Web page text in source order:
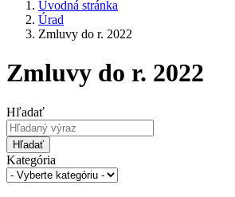
Úvodná stránka
Úrad
Zmluvy do r. 2022
Zmluvy do r. 2022
Hľadať
Hľadať
Kategória